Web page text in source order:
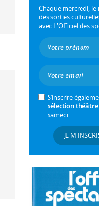
Chaque mercredi, le
des sorties
avec L'Officiel des
S’inscrire
sélection théâtre
samedi
JE